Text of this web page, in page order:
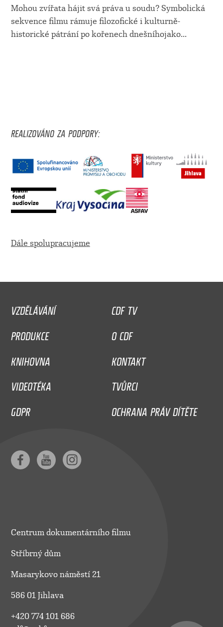
Mohou zvířata hájit svá práva u soudu? Symbolická
sekvence filmu rámuje filozofické i kulturně-
historické pátrání po kořenech dnešníhojako...
REALIZOVÁNO ZA PODPORY:
Dále spolupracujeme
VZDĚLÁVÁNÍ
CDF TV
PRODUKCE
O CDF
KNIHOVNA
KONTAKT
VIDEOTÉKA
TVŮRCI
GDPR
OCHRANA PRÁV DÍTĚTE
Centrum dokumentárního filmu
Stříbrný dům
Masarykovo náměstí 21
586 01 Jihlava
+420 774 101 686